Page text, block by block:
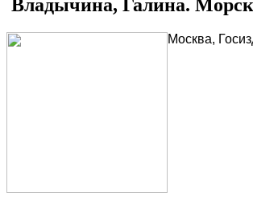
Владычина, Галина.
Москва,